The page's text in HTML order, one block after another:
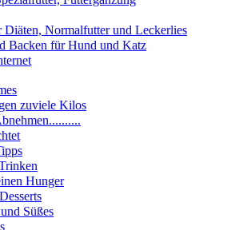
Normalfutter und Leckerlies
Backen für Hund und Katz
zuviele Kilos
Hunger
Süßes